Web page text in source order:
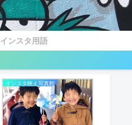
インスタ用語
インスタ映え写真館